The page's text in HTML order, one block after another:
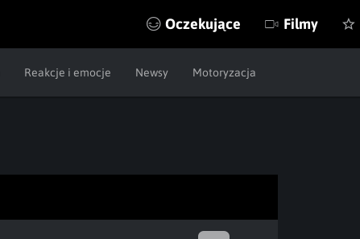
Oczekujące Filmy
Reakcje i emocje Newsy Motoryzacja